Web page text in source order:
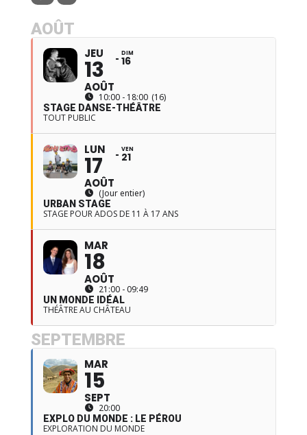
AOÛT
JEU
13
AOÛT
DIM
16
10:00 - 18:00 (16)
STAGE DANSE-THÉÂTRE
TOUT PUBLIC
LUN
17
AOÛT
VEN
21
(Jour entier)
URBAN STAGE
STAGE POUR ADOS DE 11 À 17 ANS
MAR
18
AOÛT
21:00 - 09:49
UN MONDE IDÉAL
THÉÂTRE AU CHÂTEAU
SEPTEMBRE
MAR
15
SEPT
20:00
EXPLO DU MONDE : LE PÉROU
EXPLORATION DU MONDE